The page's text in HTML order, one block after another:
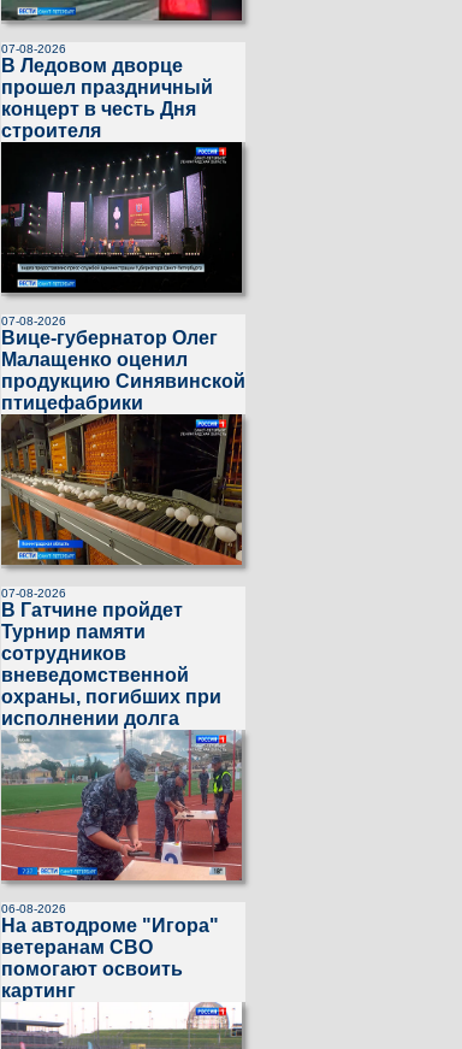
07-08-2026
В Ледовом дворце
прошел праздничный
концерт в честь Дня
строителя
07-08-2026
Вице-губернатор Олег
Малащенко оценил
продукцию Синявинской
птицефабрики
07-08-2026
В Гатчине пройдет
Турнир памяти
сотрудников
вневедомственной
охраны, погибших при
исполнении долга
06-08-2026
На автодроме "Игора"
ветеранам СВО
помогают освоить
картинг